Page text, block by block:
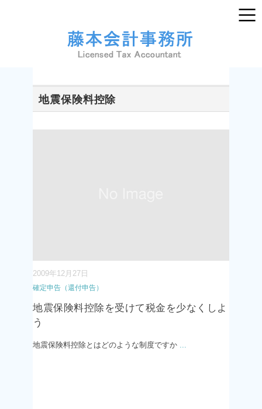
地震保険料控除
2009年12月27日
確定申告（還付申告）
地震保険料控除を受けて税金を少なくしよ
う
地震保険料控除とはどのような制度ですか ...